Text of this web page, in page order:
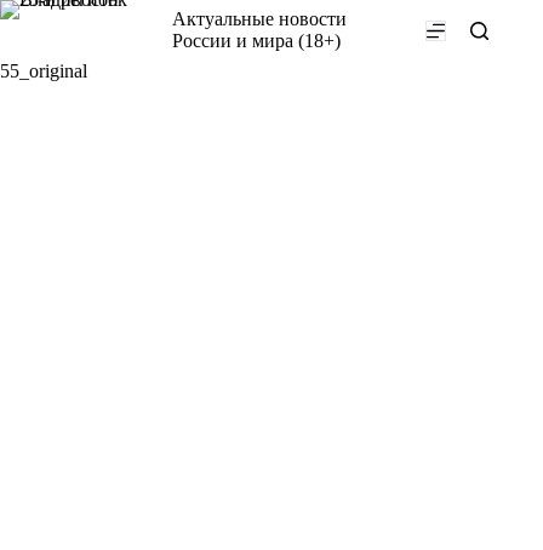
Перейти
Актуальные новости
России и мира (18+)
55_original